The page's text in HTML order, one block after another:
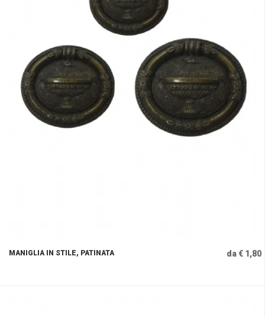
MANIGLIA IN STILE, PATINATA da € 1,80